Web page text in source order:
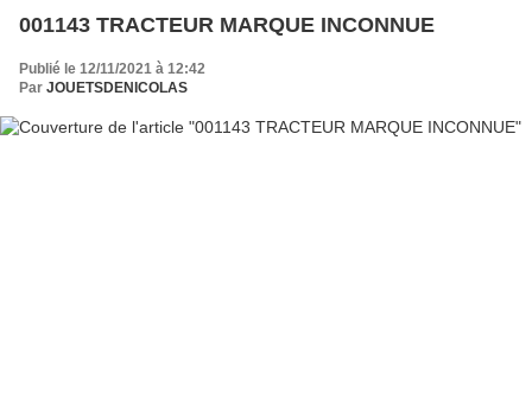
001143 TRACTEUR MARQUE INCONNUE
Publié le 12/11/2021 à 12:42
Par JOUETSDENICOLAS